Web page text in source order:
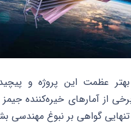
عظمت این پروژه و
از آمارهای خیره‌کننده
گواهی بر نبوغ مهندسی